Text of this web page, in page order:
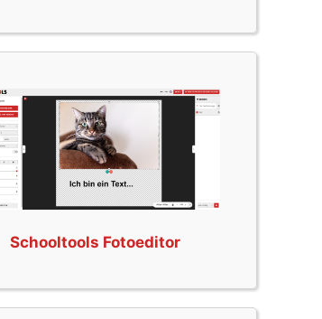
Schooltools Fotoeditor